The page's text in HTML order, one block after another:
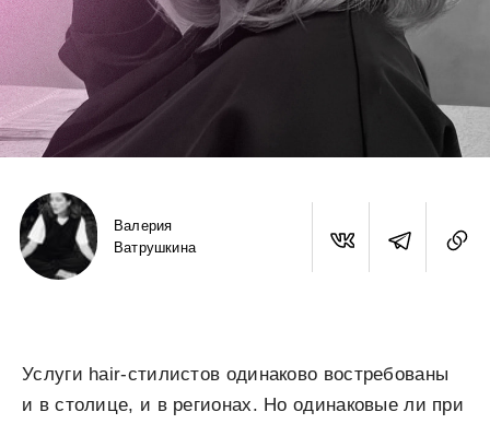
Валерия
Ватрушкина
Услуги hair-стилистов одинаково востребованы
и в столице, и в регионах. Но одинаковые ли при